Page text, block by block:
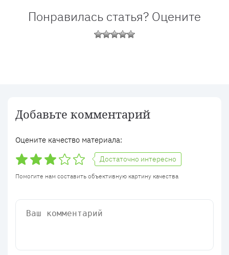
Понравилась статья? Оцените
Добавьте комментарий
Оцените качество материала:
Достаточно интересно
Помогите нам составить объективную картину качества